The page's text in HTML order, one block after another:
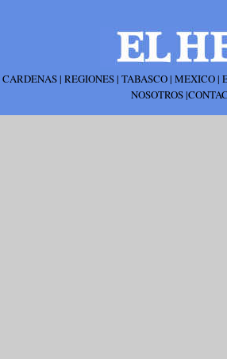
CARDENAS| REGIONES| TABASCO| MEXICO|
NOSOTROS|